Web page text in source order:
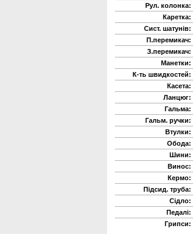
Рул. колонка:
Каретка:
Сист. шатунів:
П.перемикач:
З.перемикач:
Манетки:
К-ть швидкостей:
Касета:
Ланцюг:
Гальма:
Гальм. ручки:
Втулки:
Обода:
Шини:
Винос:
Кермо:
Підсид. труба:
Сідло:
Педалі:
Грипси: